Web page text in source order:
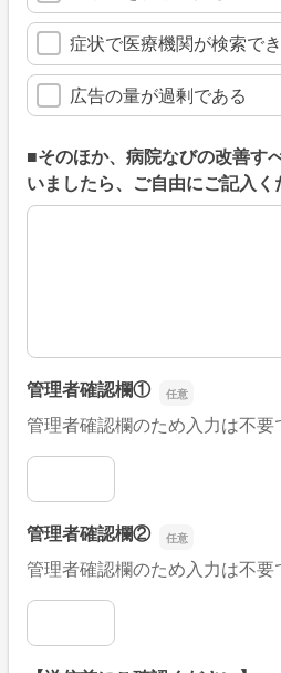
症状で医療機関が検索で
広告の量が過剰である
■そのほか、病院なびの改善す
いましたら、ご自由にご記入く
■そのほか、病院なびの改善す
管理者確認欄①
管理者確認欄のため入力は不要
管理者確認欄①
管理者確認欄②
管理者確認欄のため入力は不要
管理者確認欄②